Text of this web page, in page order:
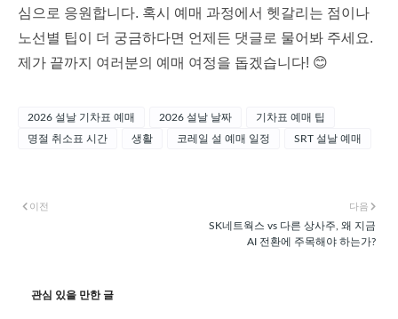
심으로 응원합니다. 혹시 예매 과정에서 헷갈리는 점이나
노선별 팁이 더 궁금하다면 언제든 댓글로 물어봐 주세요.
제가 끝까지 여러분의 예매 여정을 돕겠습니다! 😊
2026 설날 기차표 예매 2026 설날 날짜
기차표 예매 팁
명절 취소표 시간
생활 코레일 설 예매 일정 SRT 설날 예매
다음
SK네트웍스 vs 다른 상사주, 왜 지금
AI 전환에 주목해야 하는가?
이전
관심 있을 만한 글